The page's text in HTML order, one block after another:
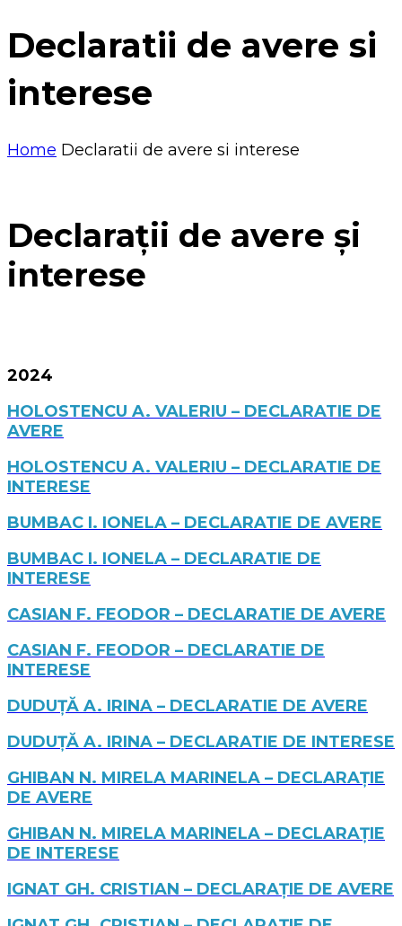
Declaratii de avere si
interese
Home Declaratii de avere si interese
Declarații de avere și
interese
2024
HOLOSTENCU A. VALERIU – DECLARATIE DE
AVERE
HOLOSTENCU A. VALERIU – DECLARATIE DE
INTERESE
BUMBAC I. IONELA – DECLARATIE DE AVERE
BUMBAC I. IONELA – DECLARATIE DE
INTERESE
CASIAN F. FEODOR – DECLARATIE DE AVERE
CASIAN F. FEODOR – DECLARATIE DE
INTERESE
DUDUȚĂ A. IRINA – DECLARATIE DE AVERE
DUDUȚĂ A. IRINA – DECLARATIE DE INTERESE
GHIBAN N. MIRELA MARINELA – DECLARAȚIE
DE AVERE
GHIBAN N. MIRELA MARINELA – DECLARAȚIE
DE INTERESE
IGNAT GH. CRISTIAN – DECLARAȚIE DE AVERE